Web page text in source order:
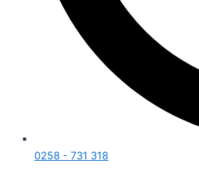
0258 - 731 318